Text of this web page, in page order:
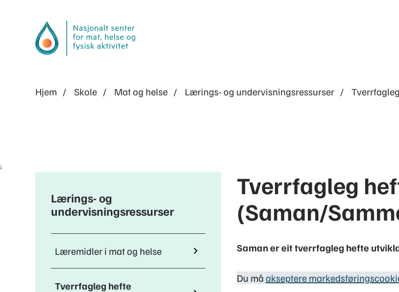
Hjem Skole Mat og helse Lærings- og undervisningsressurser
;
Lærings- og
undervisningsressurser
Læremidler i mat og helse
Tverrfagleg hefte
Tverrfagleg
(Saman/
Saman er eit tverrfagleg hefte
Du måakseptere